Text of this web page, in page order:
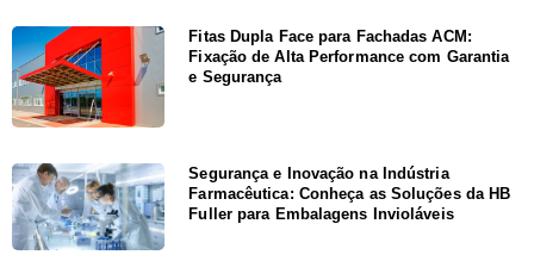
Fitas Dupla Face para Fachadas ACM:
Fixação de Alta Performance com Garantia
e Segurança
Segurança e Inovação na Indústria
Farmacêutica: Conheça as Soluções da HB
Fuller para Embalagens Invioláveis